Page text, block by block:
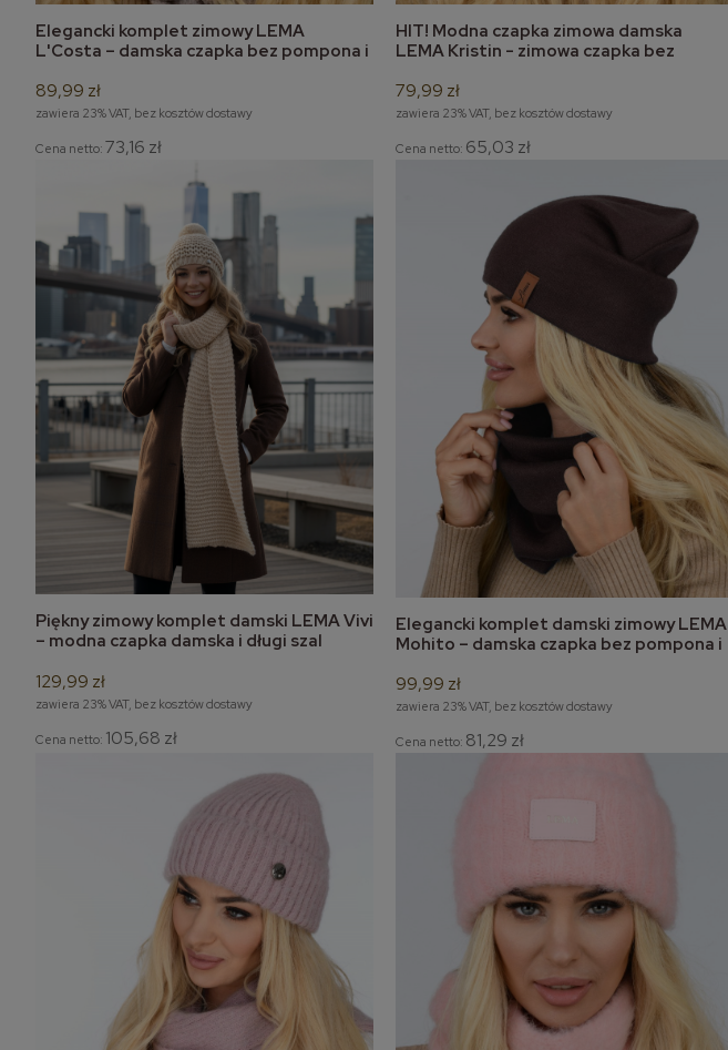
do koszyka
Elegancki komplet zimowy LEMA
L'Costa – damska czapka bez pompona i
89,99 zł
zawiera 23% VAT, bez kosztów dostawy
Cena netto: 73,16 zł
do koszyka
HIT! Modna czapka zimowa damska
LEMA Kristin - zimowa czapka bez
79,99 zł
zawiera 23% VAT, bez kosztów dostawy
Cena netto: 65,03 zł
do koszyka
Piękny zimowy komplet damski LEMA Vivi
– modna czapka damska i długi szal
129,99 zł
zawiera 23% VAT, bez kosztów dostawy
Cena netto: 105,68 zł
do koszyka
Elegancki komplet damski zimowy LEMA
Mohito – damska czapka bez pompona i
99,99 zł
zawiera 23% VAT, bez kosztów dostawy
Cena netto: 81,29 zł